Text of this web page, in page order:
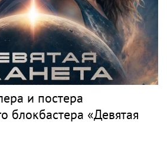
и постера
блокбастера «Девятая